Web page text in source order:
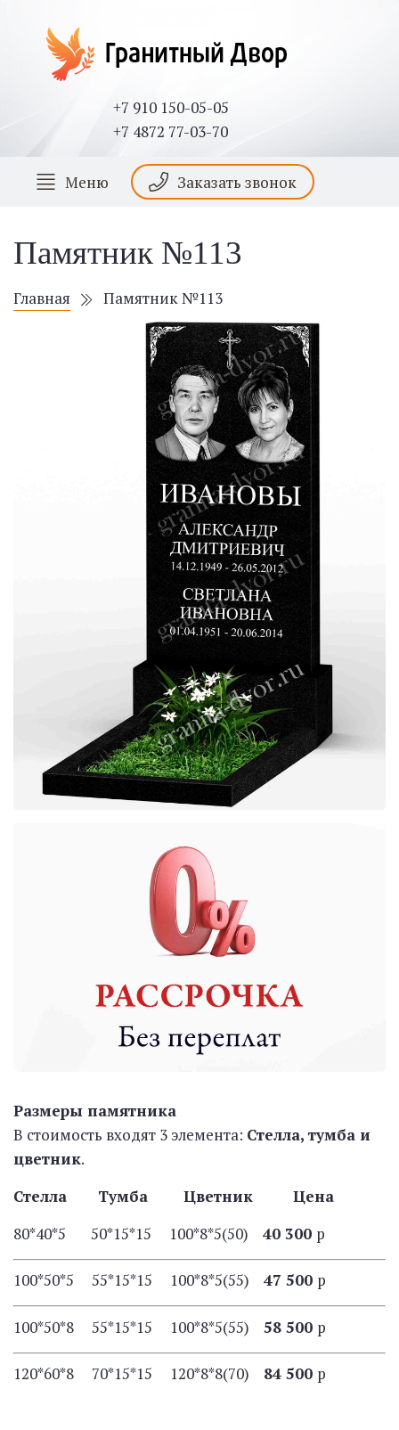
+7 910 150-05-05
+7 4872 77-03-70
Меню Заказать звонок
Памятник №113
Главная Памятник №113
Размеры памятника
В стоимость входят 3 элемента: Стелла, тумба и
цветник.
Стелла Тумба Цветник Цена
80*40*5 50*15*15 100*8*5(50) 40 300 р
100*50*5 55*15*15 100*8*5(55) 47 500 р
100*50*8 55*15*15 100*8*5(55) 58 500 р
120*60*8 70*15*15 120*8*8(70) 84 500 р